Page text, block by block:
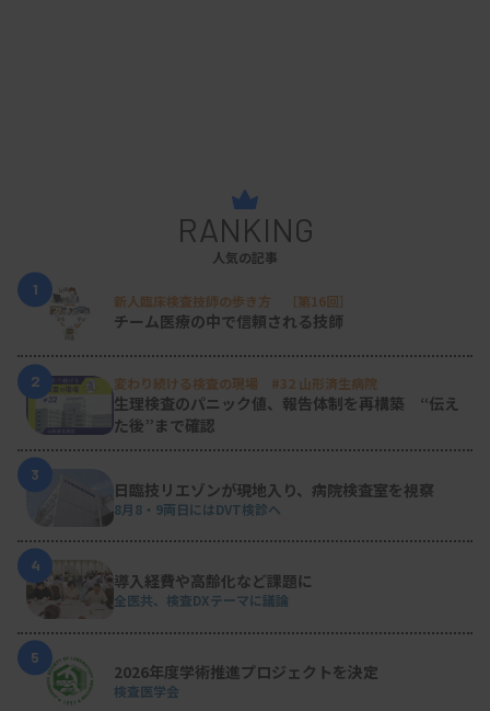
RANKING
人気の記事
1
新人臨床検査技師の歩き方 ［第16回］
チーム医療の中で信頼される技師
2 変わり続ける検査の現場 #32 山形済生病院
生理検査のパニック値、報告体制を再構築 “伝え
た後”まで確認
3
日臨技リエゾンが現地入り、病院検査室を視察
8月8・9両日にはDVT検診へ
4
導入経費や高齢化など課題に
全医共、検査DXテーマに議論
5
2026年度学術推進プロジェクトを決定
検査医学会